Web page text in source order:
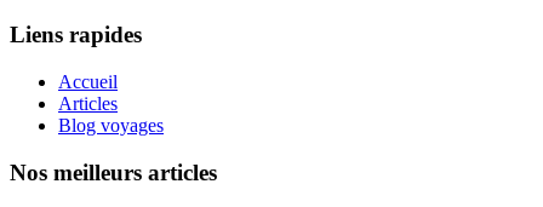
Liens rapides
Accueil
Articles
Blog voyages
Nos meilleurs articles